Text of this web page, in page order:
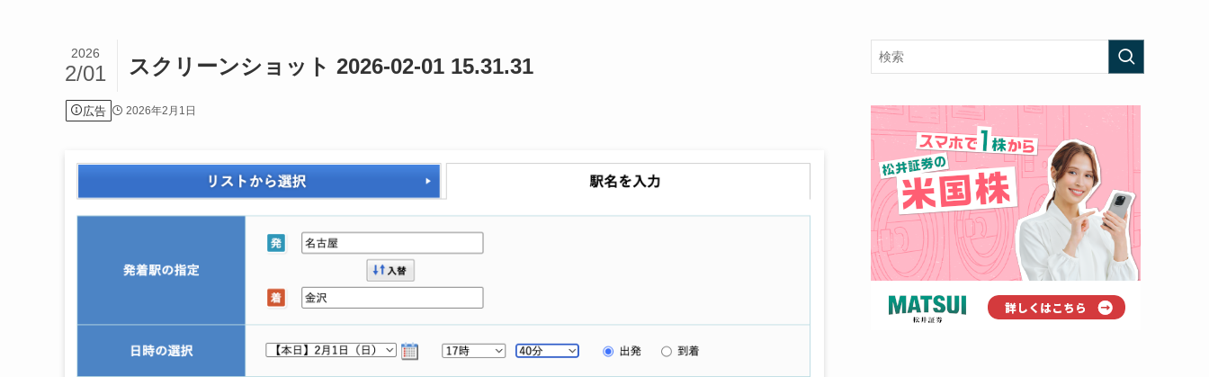
スクリーンショット 2026-02-01 15.31.31
2026
2/01
広告 2026年2月1日